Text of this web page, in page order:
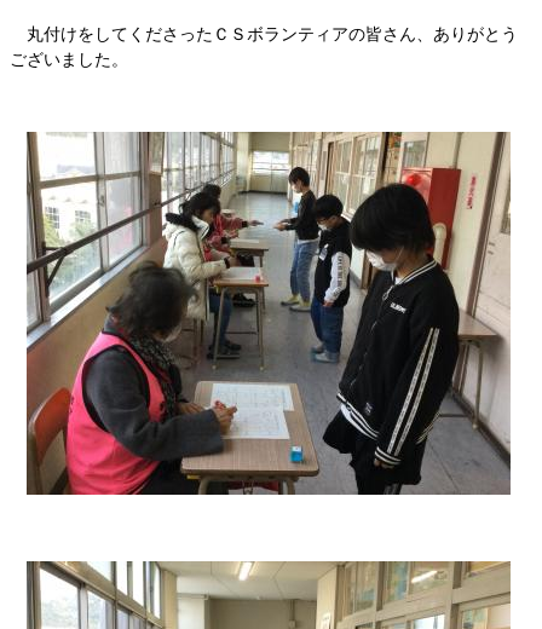
丸付けをしてくださったＣＳボランティアの皆さん、ありがとう
ございました。